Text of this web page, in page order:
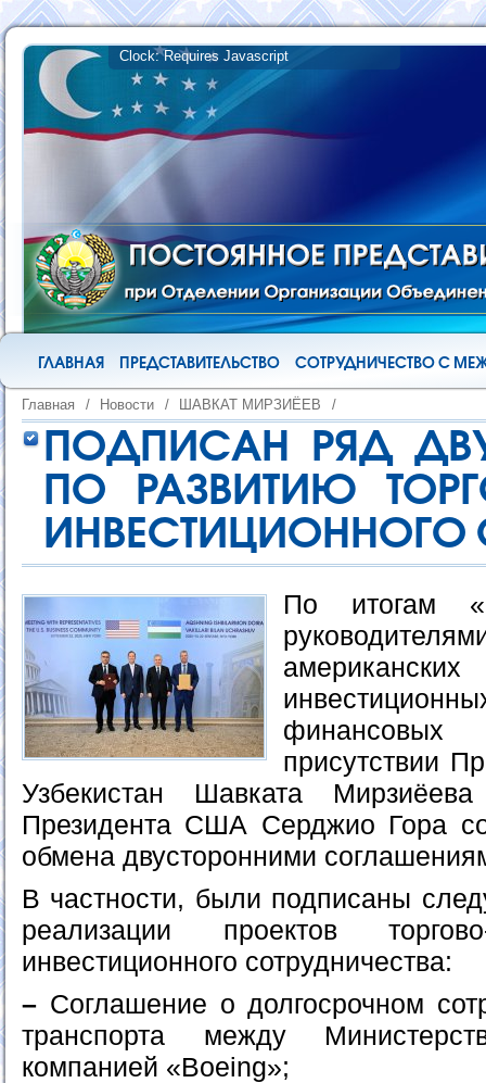
ГЛАВНАЯ ПРЕДСТАВИТЕЛЬСТВО СОТРУДНИЧЕСТВО С
Главная / Новости / ШАВКАТ МИРЗИЁЕВ /
ПОДПИСАН РЯД
ПО РАЗВИТИЮ
ИНВЕСТИЦИОННОГО
По итогам
присутствии
Узбекистан Шавката
Президента США Серджио Гора
обмена двусторонними
В частности, были подписаны
реализации проектов
инвестиционного сотрудничества:
– Соглашение о долгосрочном
транспорта между
компанией «Boeing»;